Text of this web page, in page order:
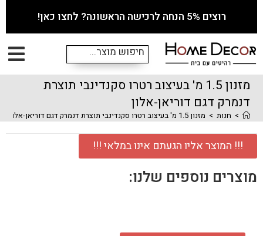
רוצים 5% הנחה לרכישה הראשונה? לחצו כאן!
מזנון 1.5 מ' בעיצוב רטרו סקנדינבי תוצרת
דנמרק דגם דוריאן-אלון
> חנות > מזנון 1.5 מ' בעיצוב רטרו סקנדינבי תוצרת דנמרק דגם דוריאן-אלון
!!! המוצר אליו הגעתם אינו במלאי !!!
מוצרים נוספים שלנו: